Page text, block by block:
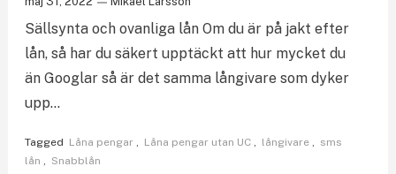
Sällsynta och ovanliga lån Om du är på jakt efter
lån, så har du säkert upptäckt att hur mycket du
än Googlar så är det samma långivare som dyker
upp…
Tagged Låna pengar , Låna pengar utan UC , långivare , sms
lån , Snabblån